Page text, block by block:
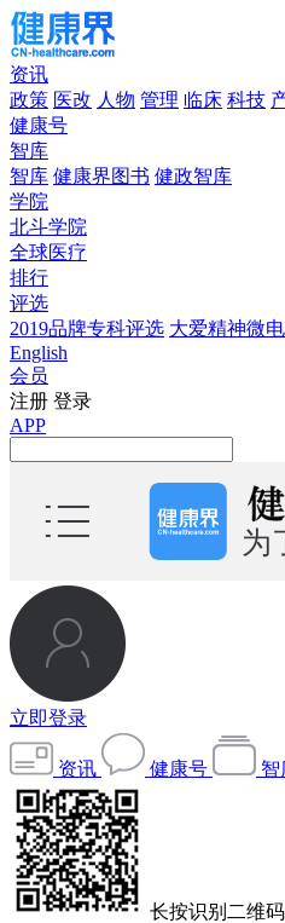
资讯
政策 医改 人物 管理 临床 科技
健康号
智库
智库 健康界图书 健政智库
学院
北斗学院
全球医疗
排行
评选
2019品牌专科评选 大爱精神微
English
会员
注册 登录
APP
立即登录
资讯 健康号 智
长按识别二维